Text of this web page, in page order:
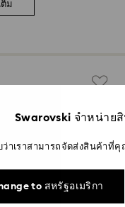
ม
Swarovski จำหน่าย
ว่าเราสามารถจัดส่งสินค้าที่
to สหรัฐอเมริกา